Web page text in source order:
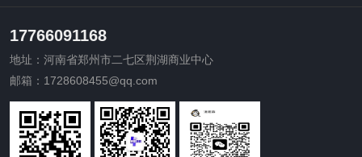
17766091168
地址：河南省郑州市二七区荆湖商业中心
邮箱：1728608455@qq.com